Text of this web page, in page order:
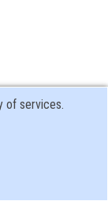
of services.